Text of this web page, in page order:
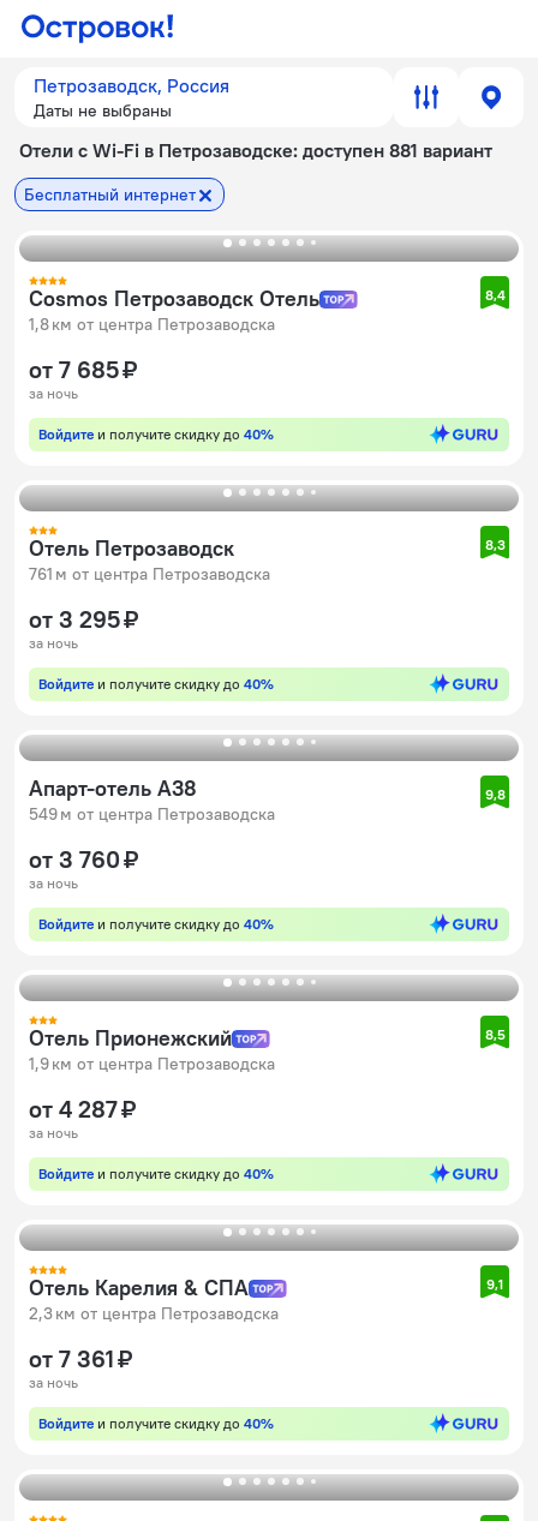
Петрозаводск, Россия
Даты не выбраны
Отели с Wi-Fi в Петрозаводске: доступен 881 вариант
Бесплатный интернет
Cosmos Петрозаводск Отель
1,8 км от центра Петрозаводска
8,4
от 7 685 ₽
за ночь
Войдите и получите скидку до 40%
Отель Петрозаводск
761 м от центра Петрозаводска
8,3
от 3 295 ₽
за ночь
Войдите и получите скидку до 40%
Апарт-отель А38
549 м от центра Петрозаводска
9,8
от 3 760 ₽
за ночь
Войдите и получите скидку до 40%
Отель Прионежский
1,9 км от центра Петрозаводска
8,5
от 4 287 ₽
за ночь
Войдите и получите скидку до 40%
Отель Карелия & СПА
2,3 км от центра Петрозаводска
9,1
от 7 361 ₽
за ночь
Войдите и получите скидку до 40%